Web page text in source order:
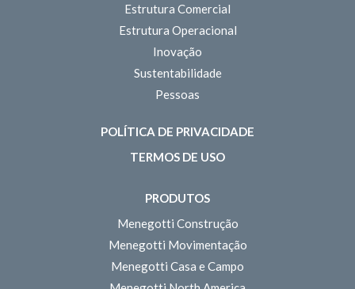
Estrutura Comercial
Estrutura Operacional
Inovação
Sustentabilidade
Pessoas
POLÍTICA DE PRIVACIDADE
TERMOS DE USO
PRODUTOS
Menegotti Construção
Menegotti Movimentação
Menegotti Casa e Campo